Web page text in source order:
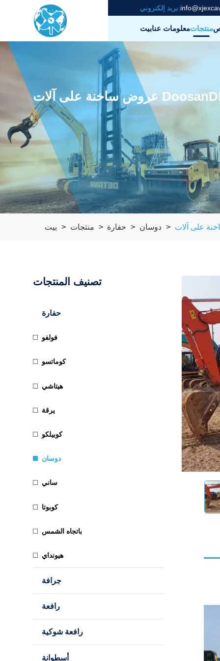
بريد إلكتروني:
بيتمعلومات عنامنتجات
بيت منتجات حفارة دوسان
تصنيف المنتجات
حفارة
فولفو
كوماتسو
هيتاشي
يرقة
كوبيلكو
دوسان
ساني
كوبوتا
باتجاه الشمس
هيونداي
جرافة
رافعة
رافعة شوكية
أسطوانة